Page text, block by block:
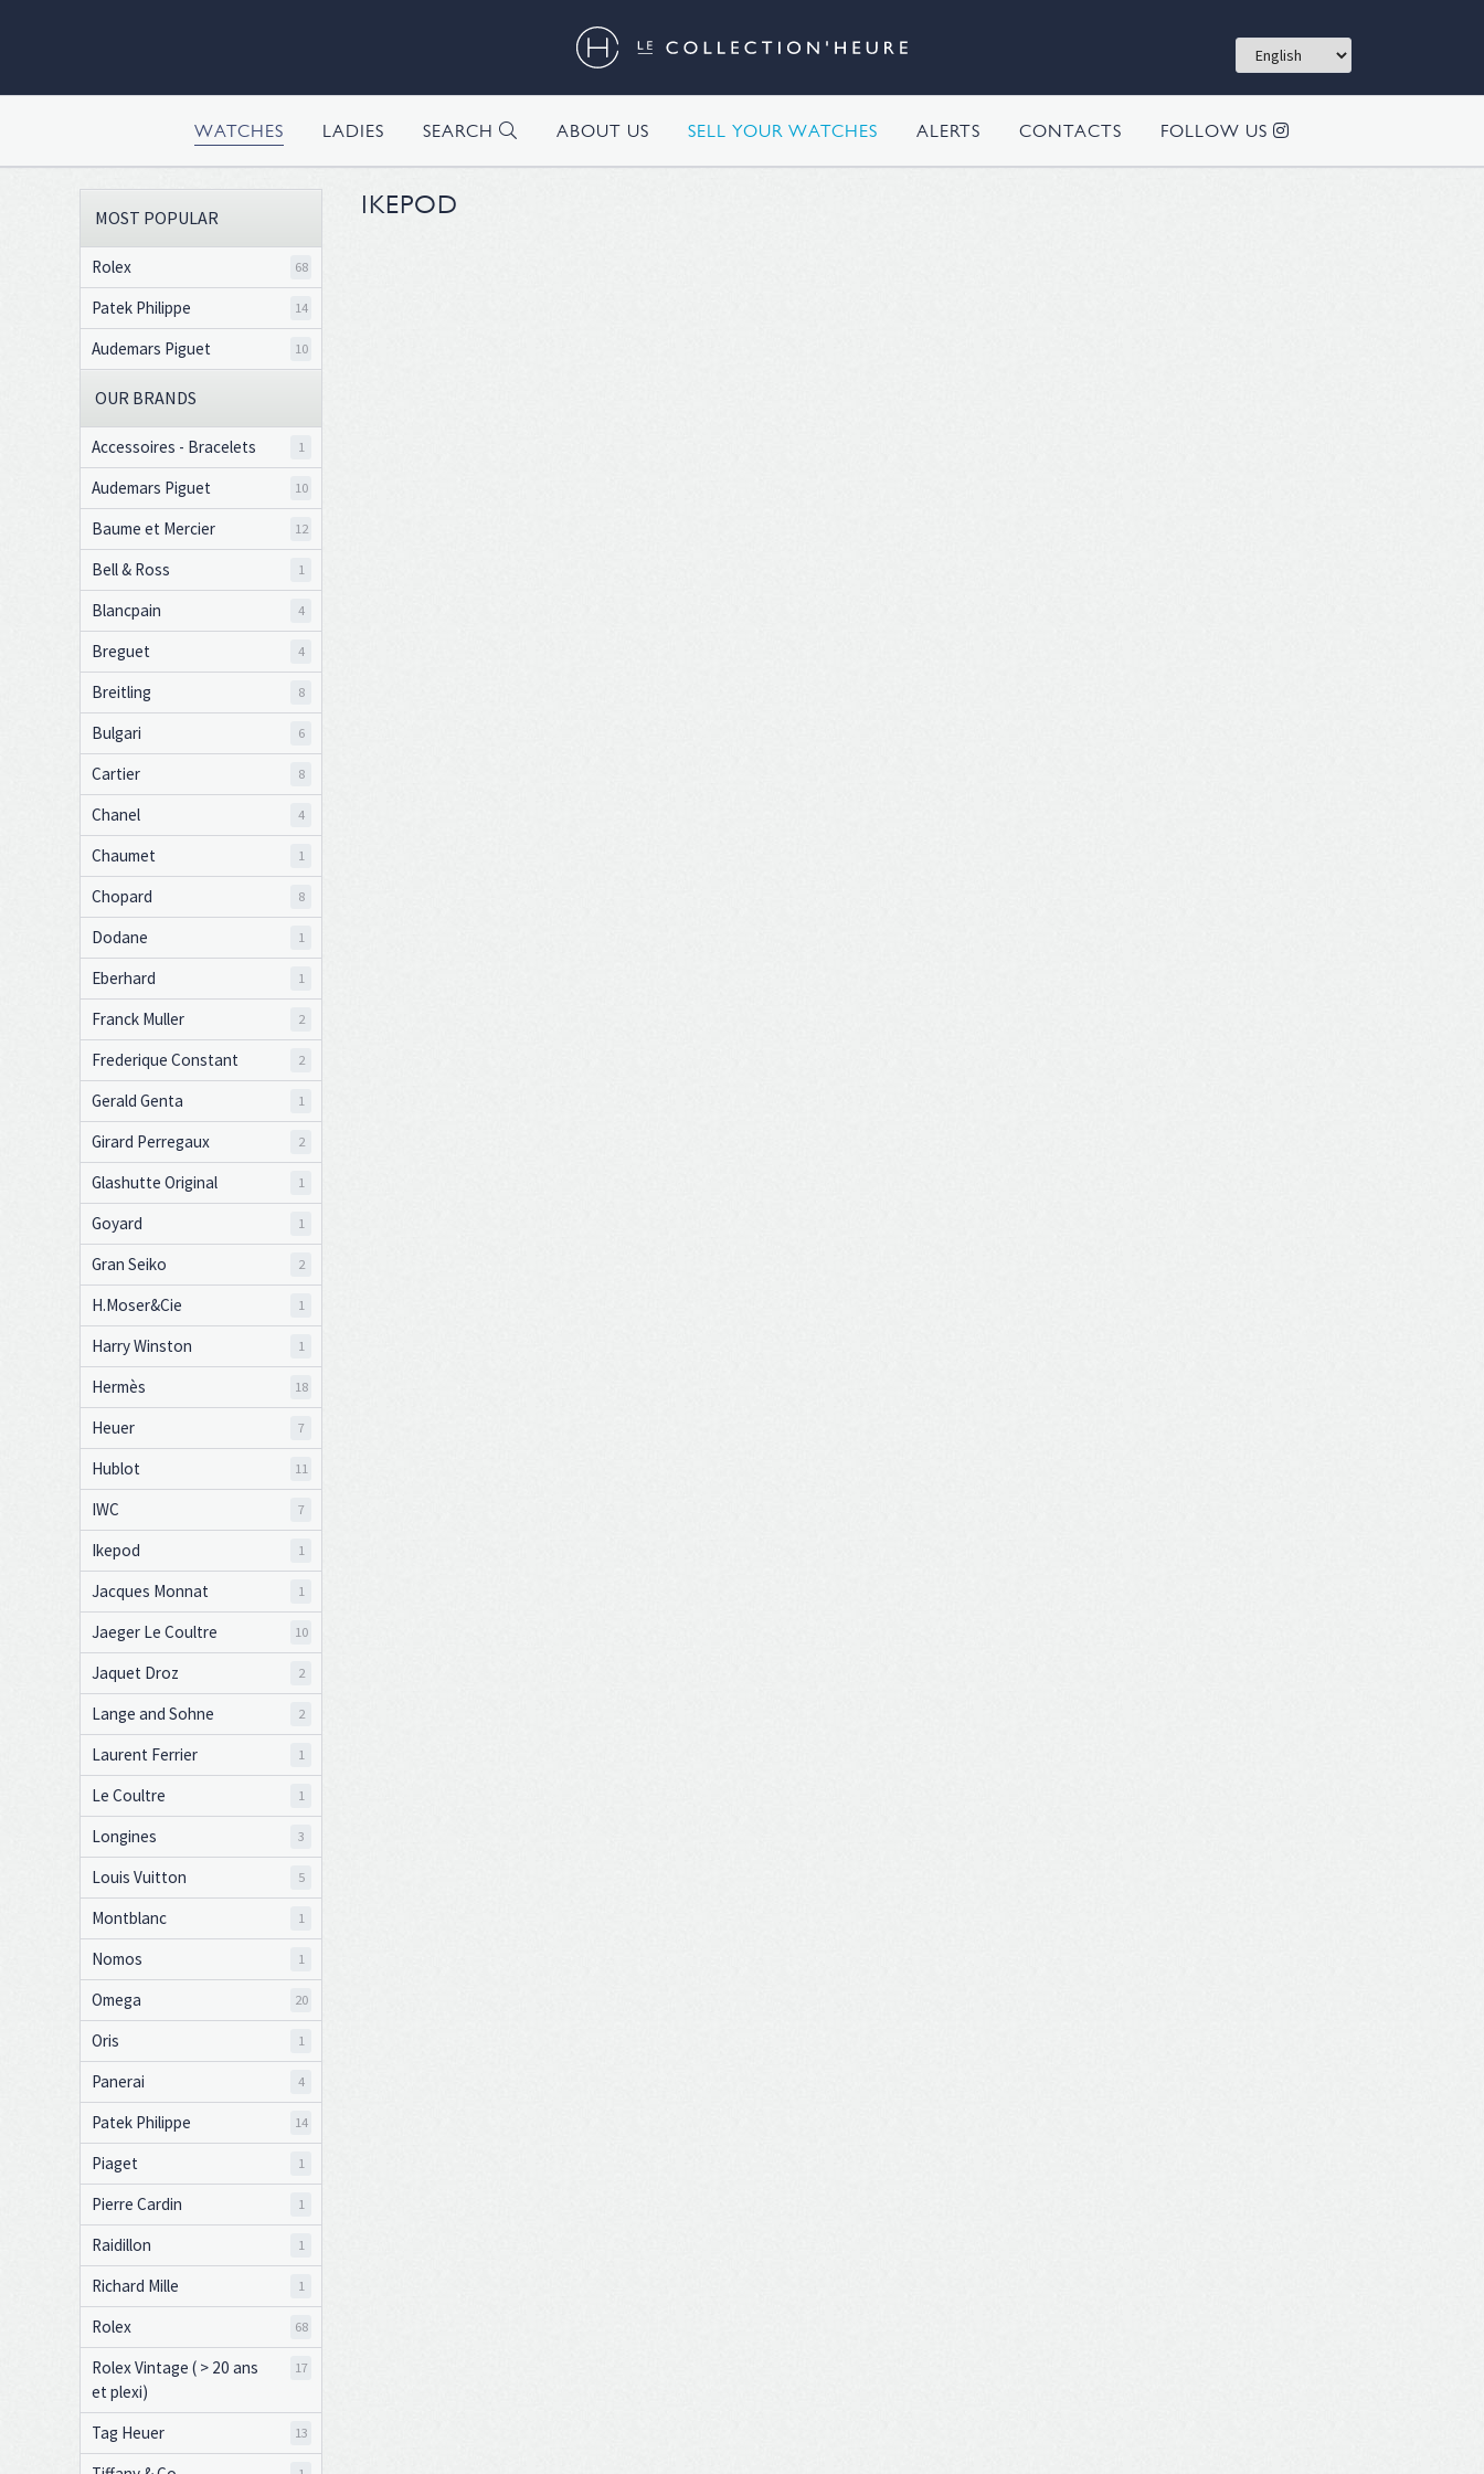
WATCHES LADIES SEARCH ABOUT US SELL YOUR WATCHES ALERTS CONTACTS FOLLOW US
MOST POPULAR
Rolex 68
Patek Philippe 14
Audemars Piguet 10
OUR BRANDS
Accessoires - Bracelets 1
Audemars Piguet 10
Baume et Mercier 12
Bell & Ross 1
Blancpain 4
Breguet 4
Breitling 8
Bulgari 6
Cartier 8
Chanel 4
Chaumet 1
Chopard 8
Dodane 1
Eberhard 1
Franck Muller 2
Frederique Constant 2
Gerald Genta 1
Girard Perregaux 2
Glashutte Original 1
Goyard 1
Gran Seiko 2
H.Moser&Cie 1
Harry Winston 1
Hermès 18
Heuer 7
Hublot 11
IWC 7
Ikepod 1
Jacques Monnat 1
Jaeger Le Coultre 10
Jaquet Droz 2
Lange and Sohne 2
Laurent Ferrier 1
Le Coultre 1
Longines 3
Louis Vuitton 5
Montblanc 1
Nomos 1
Omega 20
Oris 1
Panerai 4
Patek Philippe 14
Piaget 1
Pierre Cardin 1
Raidillon 1
Richard Mille 1
Rolex 68
Rolex Vintage ( > 20 ans
et plexi)
17
Tag Heuer 13
IKEPOD